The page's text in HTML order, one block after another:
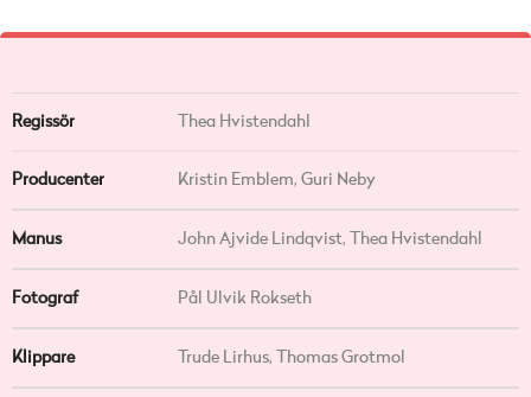
Regissör Thea Hvistendahl
Producenter Kristin Emblem, Guri Neby
Manus John Ajvide Lindqvist, Thea Hvistendahl
Fotograf Pål Ulvik Rokseth
Klippare Trude Lirhus, Thomas Grotmol